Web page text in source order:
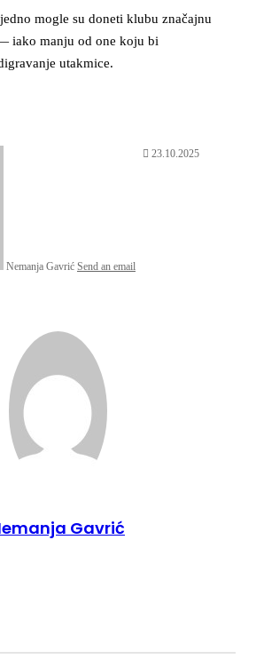
mogle su doneti klubu značajnu
iako manju od one koju bi
utakmice.
Nemanja Gavrić Send an email
23.10.2025
Gavrić